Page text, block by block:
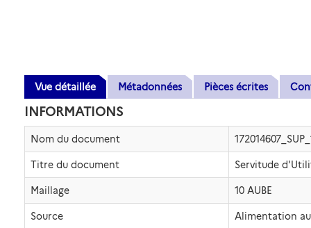
Vue détaillée Métadonnées Pièces écrites
INFORMATIONS
Nom du document
Titre du document Servitude
Maillage 10 AUBE
Source Alimentation